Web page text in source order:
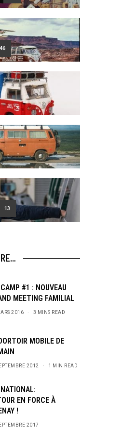
46
13
#1 : NOUVEAU
MEETING FAMILIAL
2016 3 MINS READ
MOBILE DE
2012 1 MIN READ
EN FORCE À
!
2017